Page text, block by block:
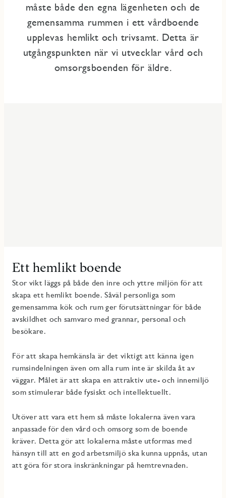
måste både den egna lägenheten och de
gemensamma rummen i ett vårdboende
upplevas hemlikt och trivsamt. Detta är
utgångspunkten när vi utvecklar vård och
omsorgsboenden för äldre.
Ett hemlikt boende
Stor vikt läggs på både den inre och yttre miljön för att
skapa ett hemlikt boende. Såväl personliga som
gemensamma kök och rum ger förutsättningar för både
avskildhet och samvaro med grannar, personal och
besökare.
För att skapa hemkänsla är det viktigt att känna igen
rumsindelningen även om alla rum inte är skilda åt av
väggar. Målet är att skapa en attraktiv ute- och innemiljö
som stimulerar både fysiskt och intellektuellt.
Utöver att vara ett hem så måste lokalerna även vara
anpassade för den vård och omsorg som de boende
kräver. Detta gör att lokalerna måste utformas med
hänsyn till att en god arbetsmiljö ska kunna uppnås, utan
att göra för stora inskränkningar på hemtrevnaden.